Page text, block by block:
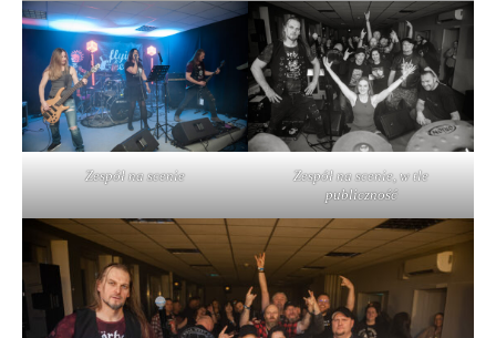
Zespół na scenie
Zespół na scenie, w tle
publiczność